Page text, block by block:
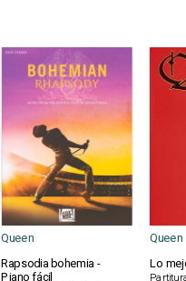
Queen Queen
Rapsodia bohemia -
Piano fácil
Lo